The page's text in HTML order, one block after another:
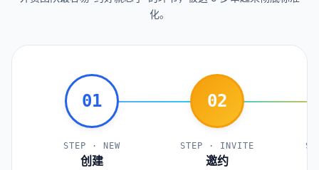
化。
01
STEP · NEW
创建
02
STEP · INVITE
邀约